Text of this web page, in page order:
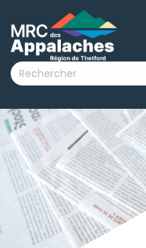
submenu (La MRC )
submenu (Citoyens )
submenu (Visiteurs )
submenu (Nouvelles )
submenu